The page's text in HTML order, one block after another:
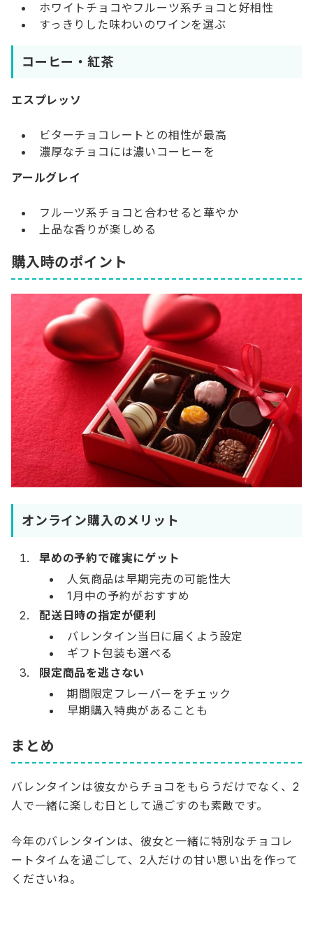
ホワイトチョコやフルーツ系チョコと好相性
すっきりした味わいのワインを選ぶ
コーヒー・紅茶
エスプレッソ
ビターチョコレートとの相性が最高
濃厚なチョコには濃いコーヒーを
アールグレイ
フルーツ系チョコと合わせると華やか
上品な香りが楽しめる
購入時のポイント
オンライン購入のメリット
早めの予約で確実にゲット
人気商品は早期完売の可能性大
1月中の予約がおすすめ
配送日時の指定が便利
バレンタイン当日に届くよう設定
ギフト包装も選べる
限定商品を逃さない
期間限定フレーバーをチェック
早期購入特典があることも
まとめ
バレンタインは彼女からチョコをもらうだけでなく、2
人で一緒に楽しむ日として過ごすのも素敵です。
今年のバレンタインは、彼女と一緒に特別なチョコレ
ートタイムを過ごして、2人だけの甘い思い出を作って
くださいね。